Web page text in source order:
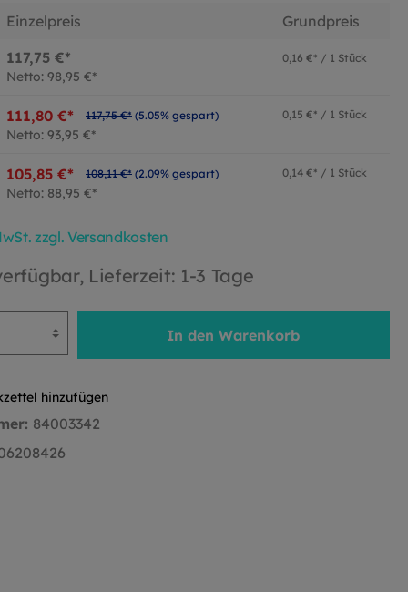
Einzelpreis Grundpreis
117,75 €*
Netto: 98,95 €*
0,16 €* / 1 Stück
111,80 €* 117,75 €* (5.05% gespart)
Netto: 93,95 €*
0,15 €* / 1 Stück
105,85 €* 108,11 €* (2.09% gespart)
Netto: 88,95 €*
0,14 €* / 1 Stück
zzgl. Versandkosten
Lieferzeit: 1-3 Tage
In den Warenkorb
hinzufügen
84003342